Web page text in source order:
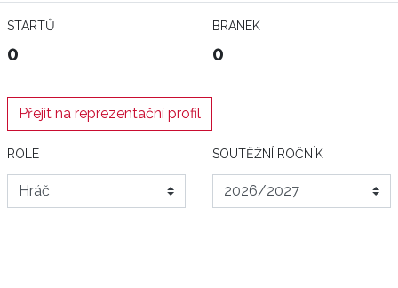
STARTŮ
0
BRANEK
0
Přejít na reprezentační profil
ROLE SOUTĚŽNÍ ROČNÍK